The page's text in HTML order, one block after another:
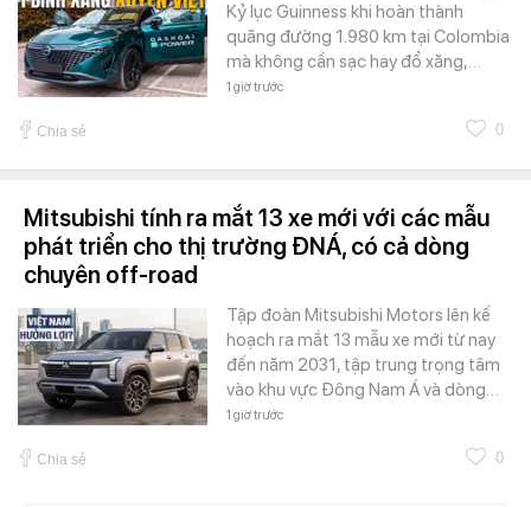
Kỷ lục Guinness khi hoàn thành
quãng đường 1.980 km tại Colombia
mà không cần sạc hay đổ xăng,…
1 giờ trước
Chia sẻ 0
Mitsubishi tính ra mắt 13 xe mới với các mẫu
phát triển cho thị trường ĐNÁ, có cả dòng
chuyên off-road
Tập đoàn Mitsubishi Motors lên kế
hoạch ra mắt 13 mẫu xe mới từ nay
đến năm 2031, tập trung trọng tâm
vào khu vực Đông Nam Á và dòng…
1 giờ trước
Chia sẻ 0